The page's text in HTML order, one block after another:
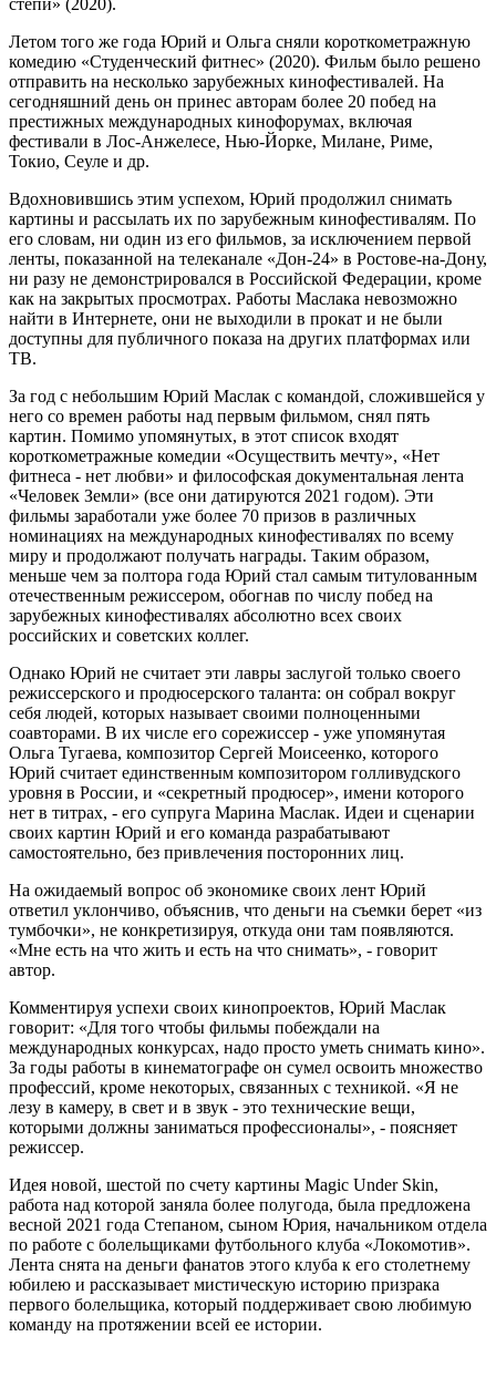
Летом того же года Юрий и Ольга сняли короткометражную
комедию «Студенческий фитнес» (2020). Фильм было решено
отправить на несколько зарубежных кинофестивалей. На
сегодняшний день он принес авторам более 20 побед на
престижных международных кинофорумах, включая
фестивали в Лос-Анжелесе, Нью-Йорке, Милане, Риме,
Токио, Сеуле и др.
Вдохновившись этим успехом, Юрий продолжил снимать
картины и рассылать их по зарубежным кинофестивалям. По
его словам, ни один из его фильмов, за исключением первой
ленты, показанной на телеканале «Дон-24» в Ростове-на-Дону,
ни разу не демонстрировался в Российской Федерации, кроме
как на закрытых просмотрах. Работы Маслака невозможно
найти в Интернете, они не выходили в прокат и не были
доступны для публичного показа на других платформах или
ТВ.
За год с небольшим Юрий Маслак с командой, сложившейся у
него со времен работы над первым фильмом, снял пять
картин. Помимо упомянутых, в этот список входят
короткометражные комедии «Осуществить мечту», «Нет
фитнеса - нет любви» и философская документальная лента
«Человек Земли» (все они датируются 2021 годом). Эти
фильмы заработали уже более 70 призов в различных
номинациях на международных кинофестивалях по всему
миру и продолжают получать награды. Таким образом,
меньше чем за полтора года Юрий стал самым титулованным
отечественным режиссером, обогнав по числу побед на
зарубежных кинофестивалях абсолютно всех своих
российских и советских коллег.
Однако Юрий не считает эти лавры заслугой только своего
режиссерского и продюсерского таланта: он собрал вокруг
себя людей, которых называет своими полноценными
соавторами. В их числе его сорежиссер - уже упомянутая
Ольга Тугаева, композитор Сергей Моисеенко, которого
Юрий считает единственным композитором голливудского
уровня в России, и «секретный продюсер», имени которого
нет в титрах, - его супруга Марина Маслак. Идеи и сценарии
своих картин Юрий и его команда разрабатывают
самостоятельно, без привлечения посторонних лиц.
На ожидаемый вопрос об экономике своих лент Юрий
ответил уклончиво, объяснив, что деньги на съемки берет «из
тумбочки», не конкретизируя, откуда они там появляются.
«Мне есть на что жить и есть на что снимать», - говорит
автор.
Комментируя успехи своих кинопроектов, Юрий Маслак
говорит: «Для того чтобы фильмы побеждали на
международных конкурсах, надо просто уметь снимать кино».
За годы работы в кинематографе он сумел освоить множество
профессий, кроме некоторых, связанных с техникой. «Я не
лезу в камеру, в свет и в звук - это технические вещи,
которыми должны заниматься профессионалы», - поясняет
режиссер.
Идея новой, шестой по счету картины Magic Under Skin,
работа над которой заняла более полугода, была предложена
весной 2021 года Степаном, сыном Юрия, начальником отдела
по работе с болельщиками футбольного клуба «Локомотив».
Лента снята на деньги фанатов этого клуба к его столетнему
юбилею и рассказывает мистическую историю призрака
первого болельщика, который поддерживает свою любимую
команду на протяжении всей ее истории.